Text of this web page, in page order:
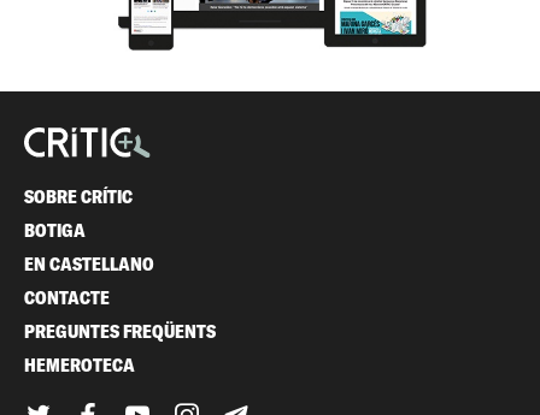
SOBRE CRÍTIC
BOTIGA
EN CASTELLANO
CONTACTE
PREGUNTES FREQÜENTS
HEMEROTECA